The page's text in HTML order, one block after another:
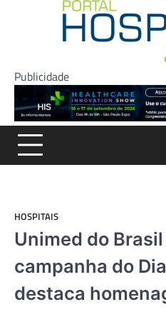
Publicidade
HOSPITAIS
Unimed do
campanha do
destaca